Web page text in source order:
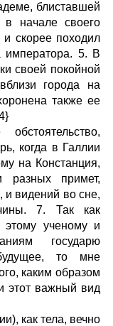
блиставшей
в начале своего
скорее походил
императора. 5. В
своей покойной
города на
также ее
когда в Галлии
на Констанция,
примет,
и видений во сне,
7. Так как
ученому и
государю
то мне
каким образом
этот важный вид
как тела, вечно